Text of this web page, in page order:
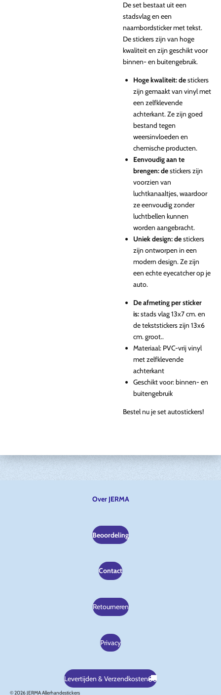
De set bestaat uit een
stadsvlagen een
naambordsticker met tekst.
De stickers zijn van hoge
kwaliteit en zijn geschikt voor
binnen- en buitengebruik.
Hoge kwaliteit: destickers
zijn gemaakt van vinyl met
een zelfklevende
achterkant. Ze zijn goed
bestand tegen
weersinvloeden en
chemische producten.
Eenvoudig aan te
brengen: destickers zijn
voorzien van
luchtkanaaltjes, waardoor
ze eenvoudig zonder
luchtbellen kunnen
worden aangebracht.
Uniek design: destickers
zijn ontworpen in een
modern design. Ze zijn
een echte eyecatcher op je
auto.
De afmeting per sticker
is:stads vlag 13x7 cm. en
de tekststickers zijn 13x6
cm. groot..
Materiaal: PVC-vrij vinyl
met zelfklevende
achterkant
Geschikt voor: binnen- en
buitengebruik
Bestel nu je set autostickers!
Over JERMA
Beoordeling
Contact
Retourneren
Privacy
Levertijden & Verzendkosten
© 2026 JERMA Allerhandestickers